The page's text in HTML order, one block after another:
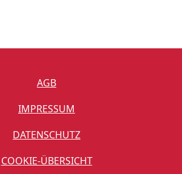
AGB
IMPRESSUM
DATENSCHUTZ
COOKIE-ÜBERSICHT